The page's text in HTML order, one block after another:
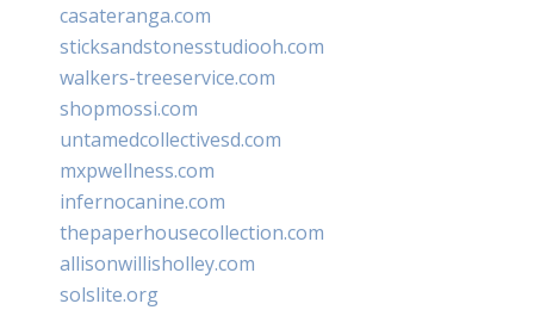
casateranga.com
sticksandstonesstudiooh.com
walkers-treeservice.com
shopmossi.com
untamedcollectivesd.com
mxpwellness.com
infernocanine.com
thepaperhousecollection.com
allisonwillisholley.com
solslite.org